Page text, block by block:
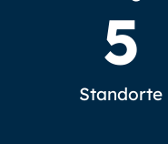
Standorte
5